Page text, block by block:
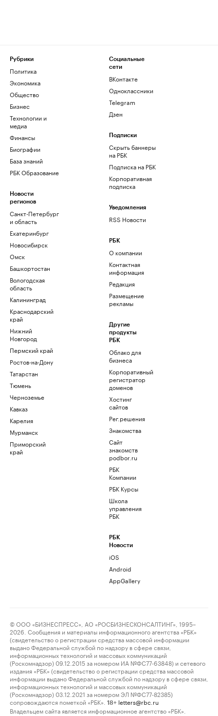
Рубрики
Политика
Экономика
Общество
Бизнес
Технологии и
медиа
Финансы
Биографии
База знаний
РБК Образование
Новости
регионов
Санкт-Петербург
и область
Екатеринбург
Новосибирск
Омск
Башкортостан
Вологодская
область
Калининград
Краснодарский
край
Нижний
Новгород
Пермский край
Ростов-на-Дону
Татарстан
Тюмень
Черноземье
Кавказ
Карелия
Мурманск
Приморский
край
Социальные
сети
ВКонтакте
Одноклассники
Telegram
Дзен
Подписки
Скрыть баннеры
на РБК
Подписка на РБК
Корпоративная
подписка
Уведомления
RSS Новости
РБК
О компании
Контактная
информация
Редакция
Размещение
рекламы
Другие
продукты
РБК
Облако для
бизнеса
Корпоративный
регистратор
доменов
Хостинг
сайтов
Рег.решения
Знакомства
Сайт
знакомств
podbor.ru
РБК
Компании
РБК Курсы
Школа
управления
РБК
РБК
Новости
iOS
Android
AppGallery
© ООО «БИЗНЕСПРЕСС», АО «РОСБИЗНЕСКОНСАЛТИНГ», 1995–
2026. Сообщения и материалы информационного агентства «РБК»
(свидетельство о регистрации средства массовой информации
выдано Федеральной службой по надзору в сфере связи,
информационных технологий и массовых коммуникаций
(Роскомнадзор) 09.12.2015 за номером ИА №ФС77-63848) и сетевого
издания «РБК» (свидетельство о регистрации средства массовой
информации выдано Федеральной службой по надзору в сфере связи,
информационных технологий и массовых коммуникаций
(Роскомнадзор) 03.12.2021 за номером ЭЛ №ФС77-82385)
сопровождаются пометкой «РБК».
18+ letters@rbc.ru
Владельцем сайта является информационное агентство «РБК».